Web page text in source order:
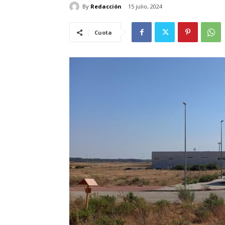
By Redacción 15 julio, 2024
Cuota